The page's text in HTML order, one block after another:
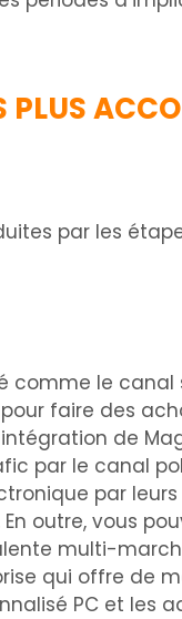
PLUS
par les
comme le
faire des
de
par le canal
par
outre, vous
multi-
qui offre de
PC et les